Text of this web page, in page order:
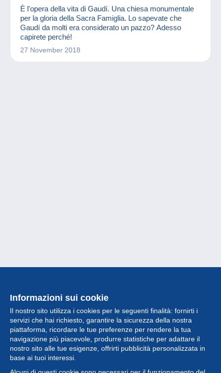
È l'opera della vita di Gaudí. Una chiesa monumentale
per la gloria della Sacra Famiglia. Lo sapevate che
Gaudí da molti era considerato un pazzo? Adesso
capirete perché!
27 November 2018
Informazioni sui cookie
Il nostro sito utilizza i cookies per le seguenti finalità: fornirti i
servizi che hai richiesto, garantire la sicurezza della nostra
piattaforma, ricordare le tue preferenze per rendere la tua
navigazione più piacevole, produrre statistiche per adattare il
nostro sito alle tue esigenze, offrirti pubblicità personalizzata in
base ai tuoi interessi.
Collezione